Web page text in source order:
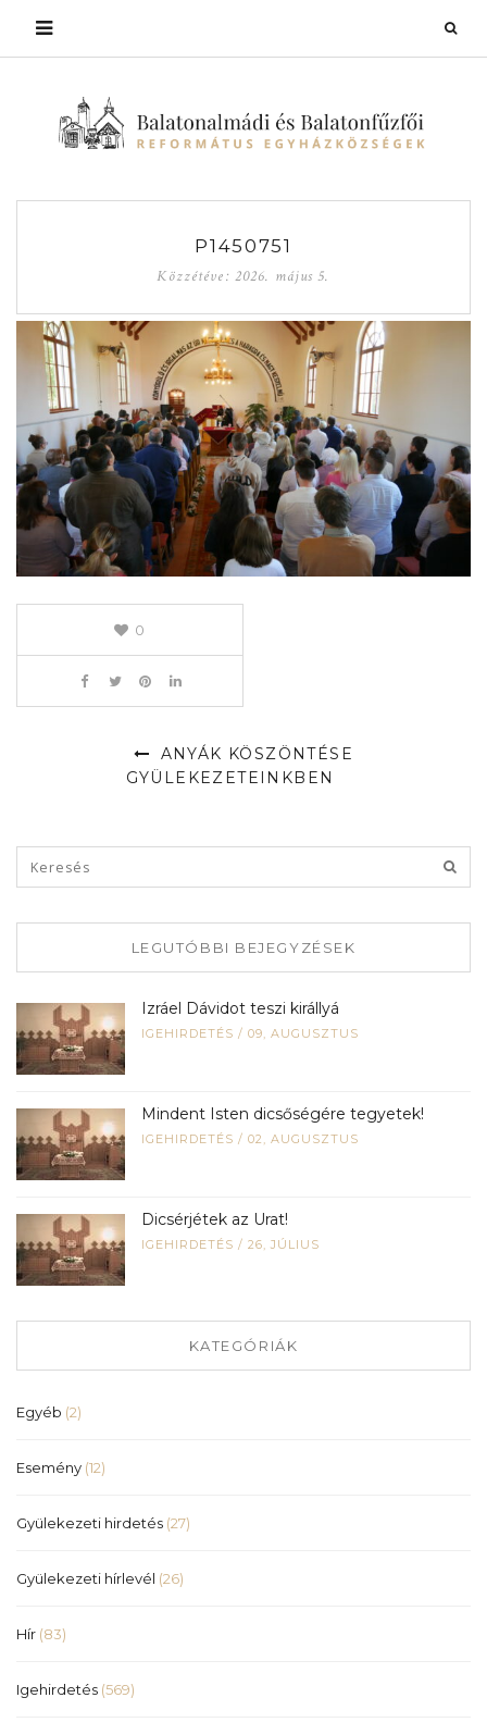
P1450751
Közzétéve: 2026. május 5.
0
ANYÁK KÖSZÖNTÉSE
GYÜLEKEZETEINKBEN
LEGUTÓBBI BEJEGYZÉSEK
Izráel Dávidot teszi királlyá
IGEHIRDETÉS / 09, AUGUSZTUS
Mindent Isten dicsőségére tegyetek!
IGEHIRDETÉS / 02, AUGUSZTUS
Dicsérjétek az Urat!
IGEHIRDETÉS / 26, JÚLIUS
KATEGÓRIÁK
Egyéb (2)
Esemény (12)
Gyülekezeti hirdetés (27)
Gyülekezeti hírlevél (26)
Hír (83)
Igehirdetés (569)